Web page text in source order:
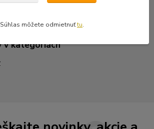
v kategóriách
Súhlas môžete odmietnuťtu.